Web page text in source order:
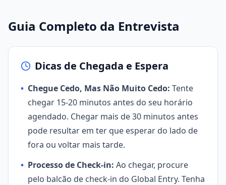
Guia Completo da Entrevista
Dicas de Chegada e Espera
• Chegue Cedo, Mas Não Muito Cedo: Tente
chegar 15-20 minutos antes do seu horário
agendado. Chegar mais de 30 minutos antes
pode resultar em ter que esperar do lado de
fora ou voltar mais tarde.
• Processo de Check-in: Ao chegar, procure
pelo balcão de check-in do Global Entry. Tenha